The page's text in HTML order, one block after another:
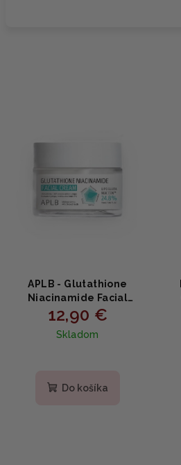
APLB - Glutathione
Niacinamide Facial
Cream - Omladzujúci a
rozjasňujúci krém 55ml
12,90 €
Skladom
produktu
Do košíka